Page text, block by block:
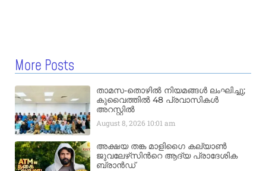
More Posts
താമസ-തൊഴിൽ നിയമങ്ങൾ ലംഘിച്ചു;
കുവൈത്തിൽ 48 പ്രവാസികൾ
അറസ്റ്റിൽ
August 8, 2026 10:01 am
അക്ഷയ തങ്ക മാളിഗൈ കല്യാണ്‍
ജുവലേഴ്‌സിന്‍റെ ആദ്യ പ്രാദേശിക
ബ്രാന്‍ഡ്